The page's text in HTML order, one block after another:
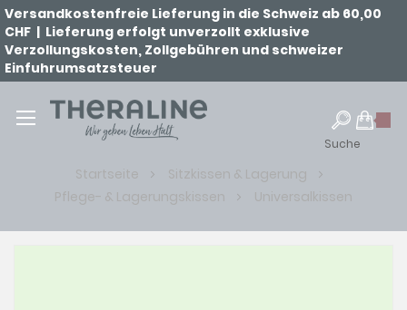
Versandkostenfreie Lieferung in die Schweiz ab 60,00
CHF | Lieferung erfolgt unverzollt exklusive
Verzollungskosten, Zollgebühren und schweizer
Einfuhrumsatzsteuer
Suche
Startseite
Sitzkissen & Lagerung
Pflege- & Lagerungskissen
Universalkissen